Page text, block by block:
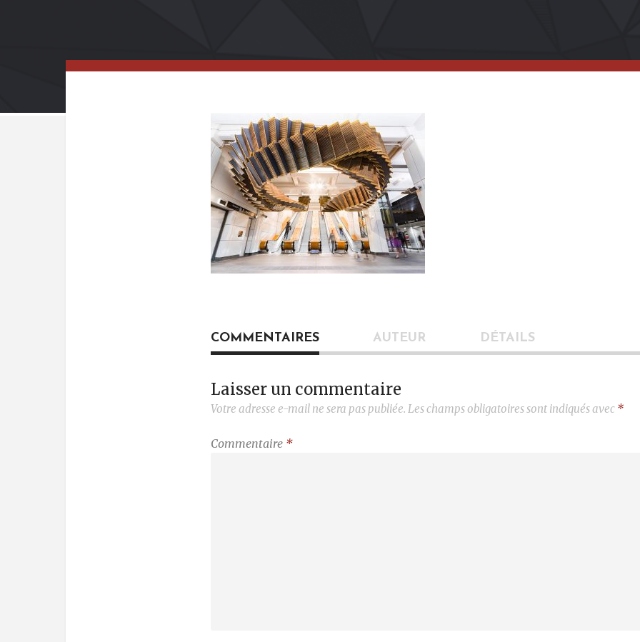
COMMENTAIRES AUTEUR DÉTAILS
Laisser un commentaire
Votre adresse e-mail ne sera pas publiée. Les champs obligatoires sont indiqués avec *
Commentaire *